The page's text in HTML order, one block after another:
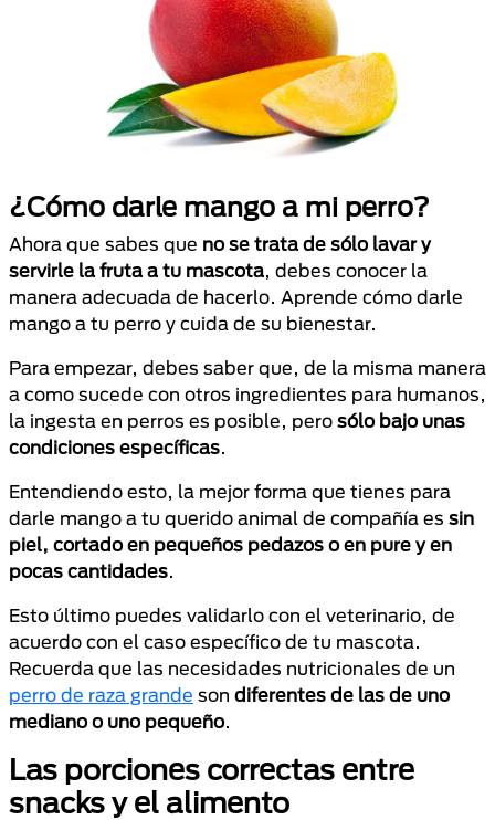
¿Cómo darle mango a mi perro?
Ahora que sabes que no se trata de sólo lavar y
servirle la fruta a tu mascota, debes conocer la
manera adecuada de hacerlo. Aprende cómo darle
mango a tu perro y cuida de su bienestar.
Para empezar, debes saber que, de la misma manera
a como sucede con otros ingredientes para humanos,
la ingesta en perros es posible, pero sólo bajo unas
condiciones específicas.
Entendiendo esto, la mejor forma que tienes para
darle mango a tu querido animal de compañía es sin
piel, cortado en pequeños pedazos o en pure y en
pocas cantidades.
Esto último puedes validarlo con el veterinario, de
acuerdo con el caso específico de tu mascota.
Recuerda que las necesidades nutricionales de un
perro de raza grande son diferentes de las de uno
mediano o uno pequeño.
Las porciones correctas entre
snacks y el alimento